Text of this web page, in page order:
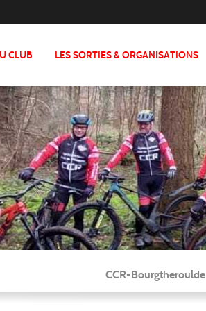
CLUB LES SORTIES & ORGANISATIONS
CCR-Bourgtheroulde